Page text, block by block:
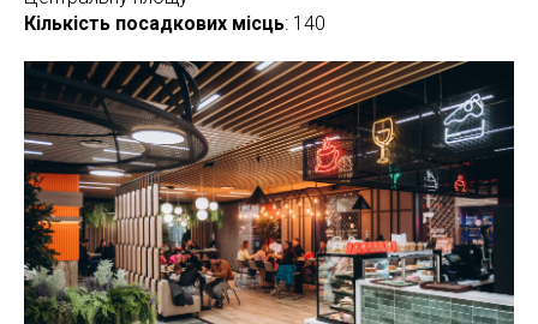
Кількість посадкових місць: 140